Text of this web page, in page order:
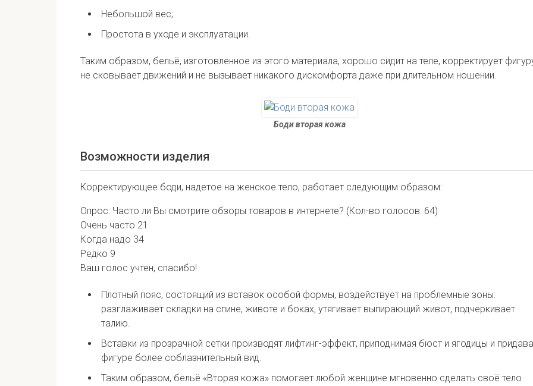
Небольшой вес;
Простота в уходе и эксплуатации.
Таким образом, бельё, изготовленное из этого материала, хорошо сидит на теле, корректирует
не сковывает движений и не вызывает никакого дискомфорта даже при длительном ношении.
Боди вторая кожа
Возможности изделия
Корректирующее боди, надетое на женское тело, работает следующим образом:
Опрос: Часто ли Вы смотрите обзоры товаров в интернете? (Кол-во голосов: 64)
Очень часто 21
Когда надо 34
Редко 9
Ваш голос учтен, спасибо!
Плотный пояс, состоящий из вставок особой формы, воздействует на проблемные зоны:
разглаживает складки на спине, животе и боках, утягивает выпирающий живот, подчеркивает
талию.
Вставки из прозрачной сетки производят лифтинг-эффект, приподнимая бюст и ягодицы и
фигуре более соблазнительный вид.
Таким образом, бельё «Вторая кожа» помогает любой женщине мгновенно сделать своё тело